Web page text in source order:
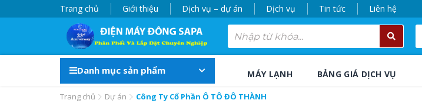
Trang chủ Giới thiệu Dịch vụ – dự án Dịch vụ Tin tức Liên hệ
Danh mục sản phẩm MÁY LẠNH BẢNG GIÁ DỊCH VỤ
Trang chủ Dự án Công Ty Cổ Phần Ô TÔ ĐÔ THÀNH